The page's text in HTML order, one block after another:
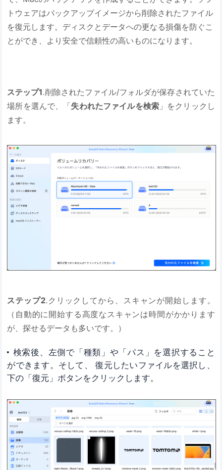
トウェアはバックアップイメージから削除されたファイル
を復元します。ディスクとデータへの更なる損傷を防ぐこ
とができ、より安全で信頼性の高いものになります。
ステップ1.削除されたファイル/フォルダが保存されていた
場所を選んで、「失われたファイルを検索」をクリックし
ます。
ステップ2.クリックしてから、スキャンが開始します。
（自動的に開始する高度なスキャンは時間がかかります
が、探せるデータも多いです。）
検索後、左側で「種類」や「パス」を選択すること
ができます。そして、 復元したいファイルを選択し、
下の「復元」ボタンをクリックします。